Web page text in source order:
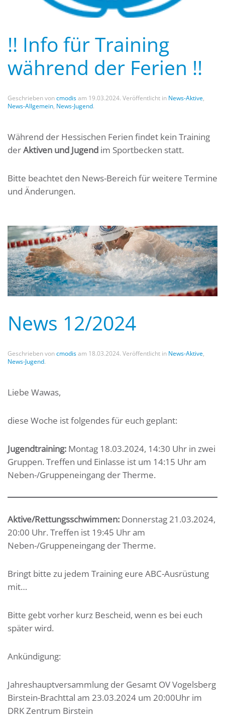
!! Info für Training
während der Ferien !!
Geschrieben voncmodisam 19.03.2024. Veröffentlicht in News-Aktive,
News-Allgemein, News-Jugend.
Während der Hessischen Ferien findet kein Training
derAktiven und Jugend im Sportbecken statt.
Bitte beachtet den News-Bereich für weitere Termine
und Änderungen.
News 12/2024
Geschrieben voncmodisam 18.03.2024. Veröffentlicht in News-Aktive,
News-Jugend.
Liebe Wawas,
diese Woche ist folgendes für euch geplant:
Jugendtraining: Montag 18.03.2024, 14:30 Uhr in zwei
Gruppen. Treffen und Einlasse ist um 14:15 Uhr am
Neben-/Gruppeneingang der Therme.
Aktive/Rettungsschwimmen: Donnerstag 21.03.2024,
20:00 Uhr. Treffen ist 19:45 Uhr am
Neben-/Gruppeneingang der Therme.
Bringt bitte zu jedem Training eure ABC-Ausrüstung
mit…
Bitte gebt vorher kurz Bescheid, wenn es bei euch
später wird.
Ankündigung:
Jahreshauptversammlung der Gesamt OV Vogelsberg
Birstein-Brachttal am 23.03.2024 um 20:00Uhr im
DRK Zentrum Birstein